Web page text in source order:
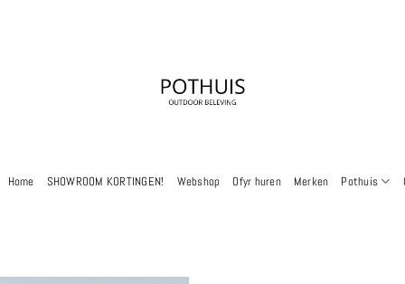
Home SHOWROOM KORTINGEN! Webshop Ofyr huren Merken Pothuis